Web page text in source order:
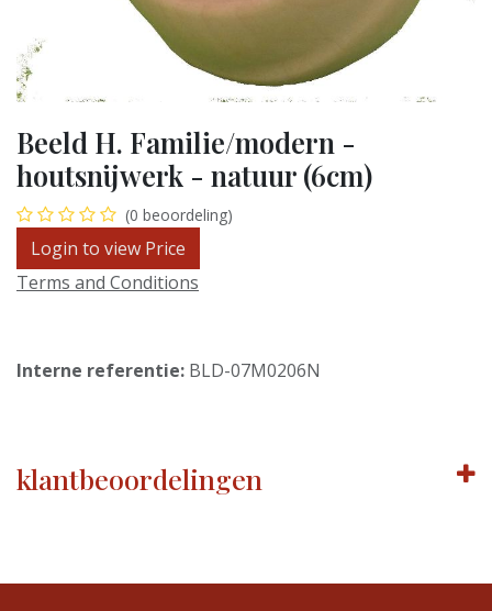
Beeld H. Familie/modern -
houtsnijwerk - natuur (6cm)
(0 beoordeling)
Login to view Price
Terms and Conditions
Interne referentie: BLD-07M0206N
klantbeoordelingen